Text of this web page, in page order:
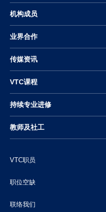
机构成员
业界合作
传媒资讯
VTC课程
持续专业进修
教师及社工
VTC职员
职位空缺
联络我们